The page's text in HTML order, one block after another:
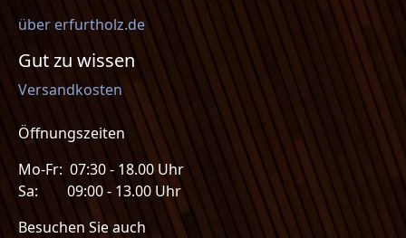
über erfurtholz.de
Gut zu wissen
Versandkosten
Öffnungszeiten
Mo-Fr: 07:30 - 18.00 Uhr
Sa: 09:00 - 13.00 Uhr
Besuchen Sie auch